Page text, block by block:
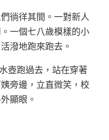
徜徉其間。一對新人
一個七八歲模樣的小
潑地跑來跑去。
壺跑過去，站在穿著
旁邊，立直微笑，校
顯眼。